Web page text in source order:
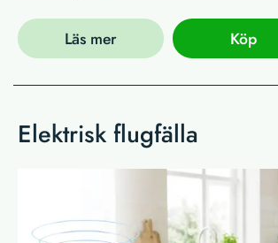
Läs mer Köp
Elektrisk flugfälla